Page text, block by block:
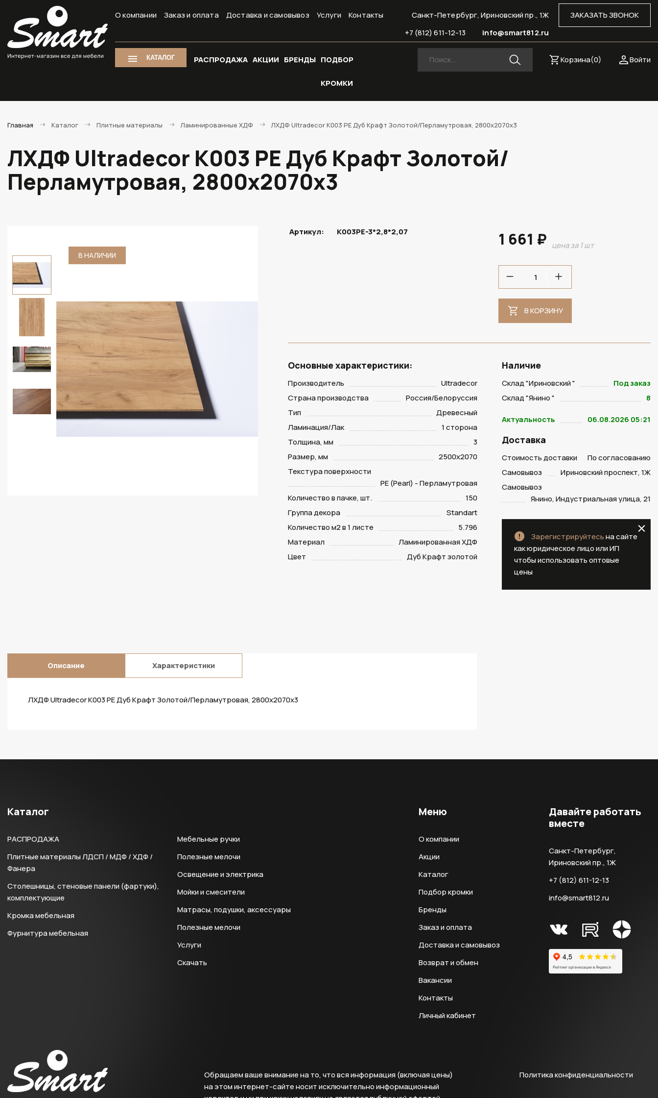
О компании Заказ и оплата Доставка и самовывоз Услуги Контакты ЗАКАЗАТЬ ЗВОНОК
Санкт-Петербург, Ириновский пр., 1Ж
info@smart812.ru
+7 (812) 611-12-13
КАТАЛОГ РАСПРОДАЖА АКЦИИ БРЕНДЫ ПОДБОР
КРОМКИ
Войти
Корзина(0)
Главная Каталог Плитные материалы Ламинированные ХДФ ЛХДФ Ultradecor K003 PE Дуб Крафт Золотой/Перламутровая, 2800х2070х3
ЛХДФ Ultradecor K003 PE Дуб Крафт Золотой/
Перламутровая, 2800х2070х3
В НАЛИЧИИ
Артикул: K003PE-3*2,8*2,07 1 661 ₽ цена за 1 шт
В КОРЗИНУ
Основные характеристики:
Производитель
Ultradecor
Страна производства
Россия/Белоруссия
Тип
Древесный
Ламинация/Лак
1 сторона
Толщина, мм
3
Размер, мм
2500х2070
Текстура поверхности
PE (Pearl) - Перламутровая
Количество в пачке, шт.
150
Группа декора
Standart
Количество м2 в 1 листе
5.796
Материал
Ламинированная ХДФ
Цвет
Дуб Крафт золотой
Наличие
Склад "Ириновский "
Под заказ
Склад "Янино "
8
Актуальность 06.08.2026 05:21
Доставка
Стоимость доставки
По согласованию
Самовывоз
Ириновский проспект, 1Ж
Самовывоз
Янино, Индустриальная улица, 21
Зарегистрируйтесьна сайте
как юридическое лицо или ИП
чтобы использовать оптовые
цены
Описание Характеристики
ЛХДФ Ultradecor K003 PE Дуб Крафт Золотой/Перламутровая, 2800х2070х3
Каталог
РАСПРОДАЖА
Плитные материалы ЛДСП / МДФ / ХДФ /
Фанера
Столешницы, стеновые панели (фартуки),
комплектующие
Кромка мебельная
Фурнитура мебельная
Мебельные ручки
Полезные мелочи
Освещение и электрика
Мойки и смесители
Матрасы, подушки, аксессуары
Полезные мелочи
Услуги
Скачать
Меню
О компании
Акции
Каталог
Подбор кромки
Бренды
Заказ и оплата
Доставка и самовывоз
Возврат и обмен
Вакансии
Контакты
Личный кабинет
Давайте работать
вместе
Санкт-Петербург,
Ириновский пр., 1Ж
+7 (812) 611-12-13
info@smart812.ru
Политика конфиденциальности
Обращаем ваше внимание на то, что вся информация (включая цены)
на этом интернет-сайте носит исключительно информационный